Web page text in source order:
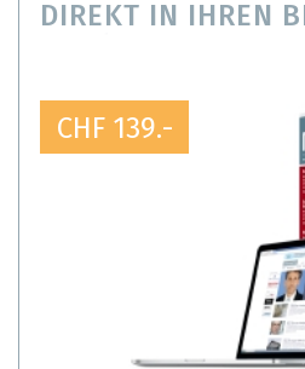
DIREKT IN IHREN
CHF 139.-